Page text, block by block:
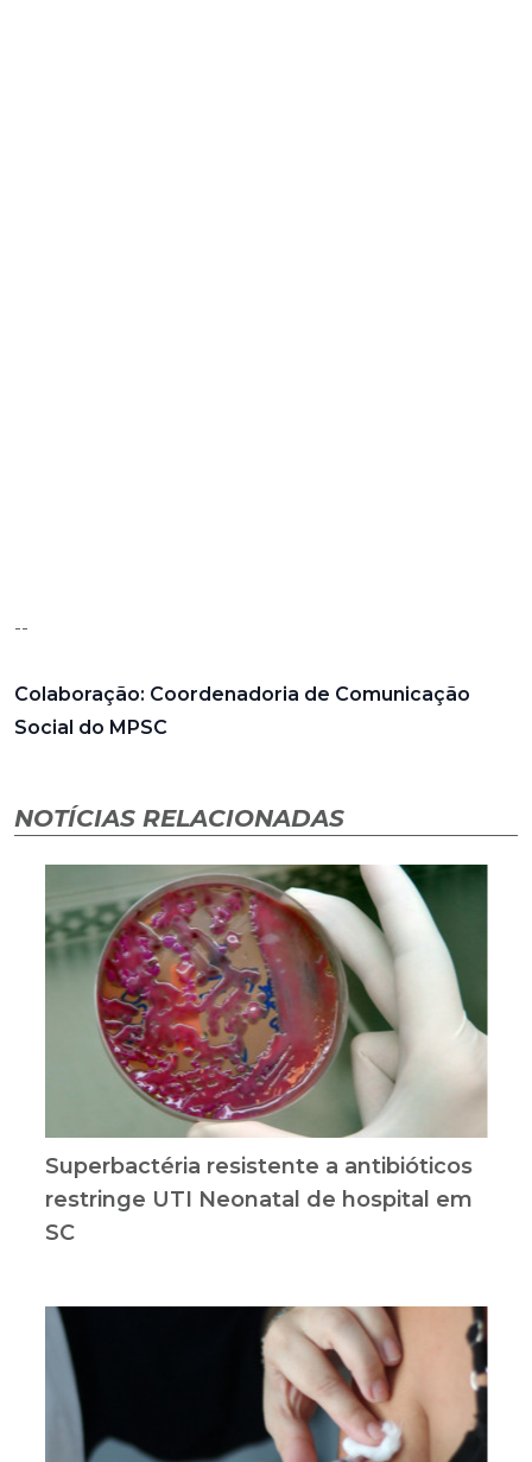
--
Colaboração: Coordenadoria de Comunicação
Social do MPSC
NOTÍCIAS RELACIONADAS
Superbactéria resistente a antibióticos
restringe UTI Neonatal de hospital em
SC